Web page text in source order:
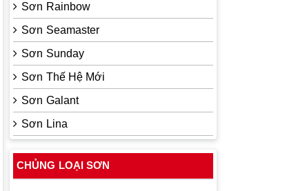
Sơn Rainbow
Sơn Seamaster
Sơn Sunday
Sơn Thế Hệ Mới
Sơn Galant
Sơn Lina
CHỦNG LOẠI SƠN